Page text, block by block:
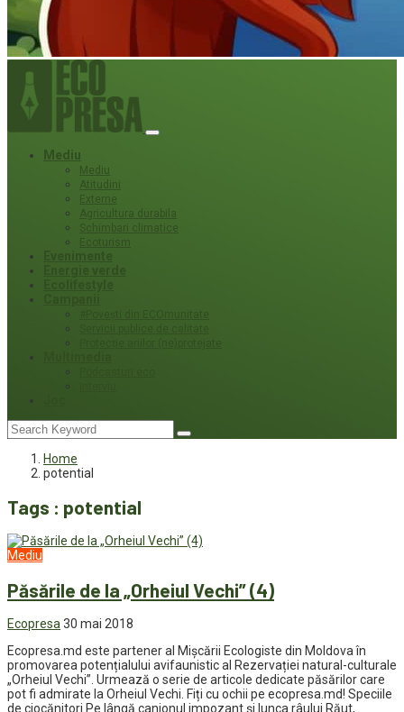
Mediu
Mediu
Atitudini
Externe
Agricultura durabila
Schimbari climatice
Ecoturism
Home
potential
Tags : potential
Mediu
Păsările de la „Orheiul Vechi” (4)
Ecopresa30 mai 2018
Ecopresa.md este partener al Mișcării Ecologiste din Moldova în
promovarea potențialului avifaunistic al Rezervației natural-culturale
„Orheiul Vechi”. Urmează o serie de articole dedicate păsărilor care
pot fi admirate la Orheiul Vechi. Fiți cu ochii pe ecopresa.md! Speciile
de ciocănitori Pe lângă canionul impozant și lunca râului Răut,